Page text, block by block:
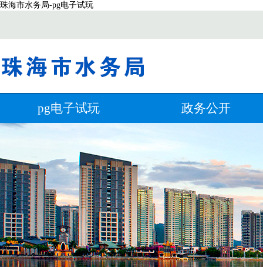
珠海市水务局-pg电子试玩
pg电子试玩 政务公开